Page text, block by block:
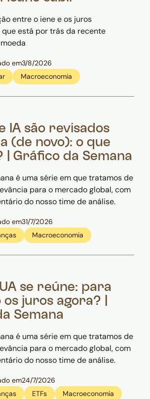
entre o iene e os juros
que está por trás da recente
em3/8/2026
Macroeconomia
IA são revisados
(de novo): o que
| Gráfico da Semana
é uma série em que tratamos de
para o mercado global, com
do nosso time de análise.
em31/7/2026
Macroeconomia
se reúne: para
juros agora? |
Semana
é uma série em que tratamos de
para o mercado global, com
do nosso time de análise.
em24/7/2026
ETFs
Macroeconomia